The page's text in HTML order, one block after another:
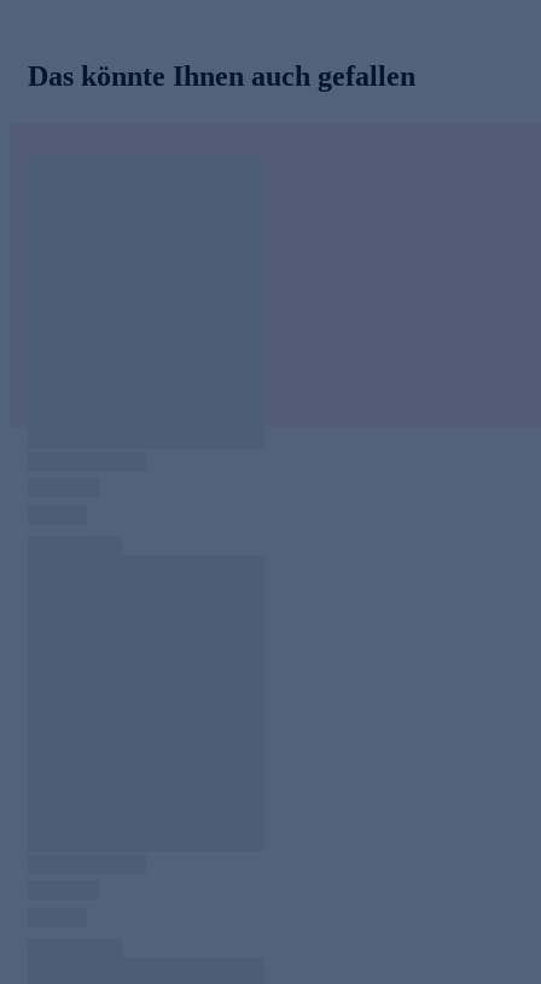
Das könnte Ihnen auch gefallen